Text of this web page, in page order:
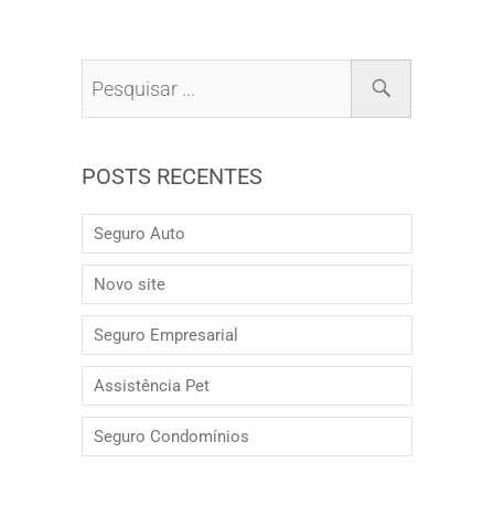
POSTS RECENTES
Seguro Auto
Novo site
Seguro Empresarial
Assistência Pet
Seguro Condomínios